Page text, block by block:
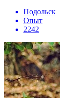
Подольск
Опыт
2242